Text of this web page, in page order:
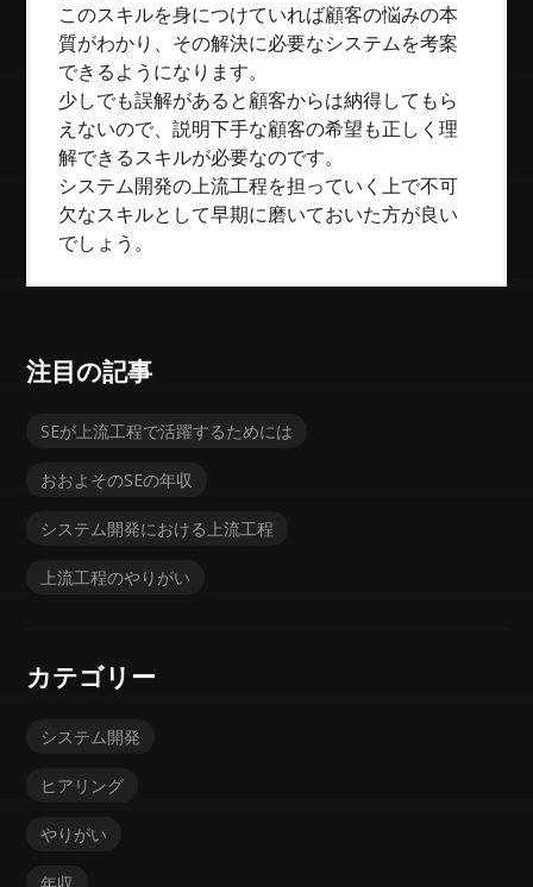
このスキルを身につけていれば顧客の悩みの本
質がわかり、その解決に必要なシステムを考案
できるようになります。
少しでも誤解があると顧客からは納得してもら
えないので、説明下手な顧客の希望も正しく理
解できるスキルが必要なのです。
システム開発の上流工程を担っていく上で不可
欠なスキルとして早期に磨いておいた方が良い
でしょう。
注目の記事
SEが上流工程で活躍するためには
おおよそのSEの年収
システム開発における上流工程
上流工程のやりがい
カテゴリー
システム開発
ヒアリング
やりがい